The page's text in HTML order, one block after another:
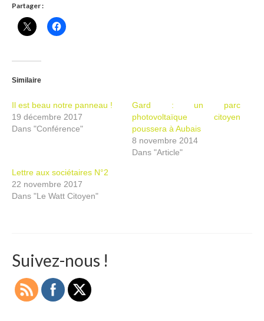
Partager :
Similaire
Il est beau notre panneau !
19 décembre 2017
Dans "Conférence"
Gard : un parc
photovoltaïque citoyen
poussera à Aubais
8 novembre 2014
Dans "Article"
Lettre aux sociétaires N°2
22 novembre 2017
Dans "Le Watt Citoyen"
Suivez-nous !